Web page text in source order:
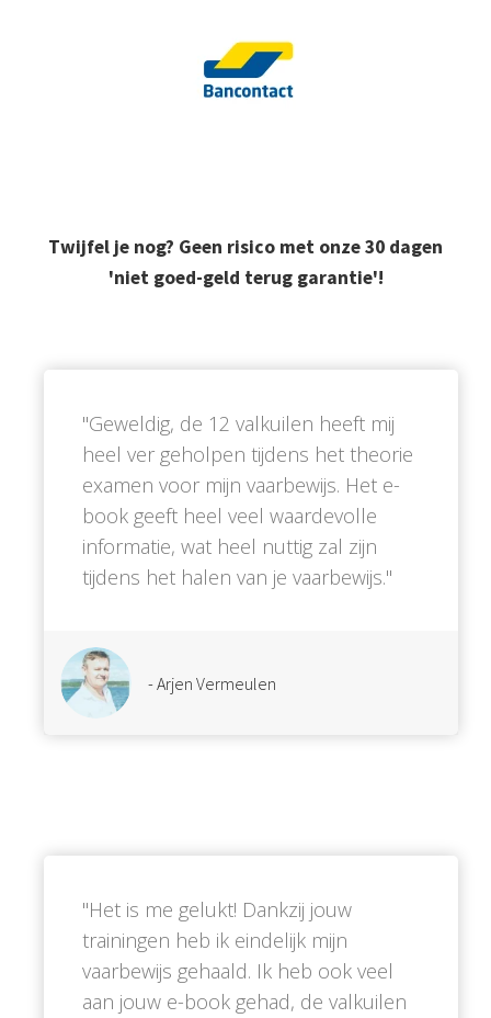
Twijfel je nog? Geen risico met onze 30 dagen
'niet goed-geld terug garantie'!
''Geweldig, de 12 valkuilen heeft mij
heel ver geholpen tijdens het theorie
examen voor mijn vaarbewijs. Het e-
book geeft heel veel waardevolle
informatie, wat heel nuttig zal zijn
tijdens het halen van je vaarbewijs.''
- Arjen Vermeulen
''Het is me gelukt! Dankzij jouw
trainingen heb ik eindelijk mijn
vaarbewijs gehaald. Ik heb ook veel
aan jouw e-book gehad, de valkuilen